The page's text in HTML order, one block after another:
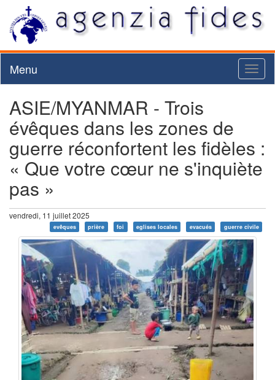
Menu
ASIE/MYANMAR - Trois
évêques dans les zones de
guerre réconfortent les fidèles :
« Que votre cœur ne s'inquiète
pas »
vendredi, 11 juillet 2025
evêques prière foi eglises locales evacués guerre civile